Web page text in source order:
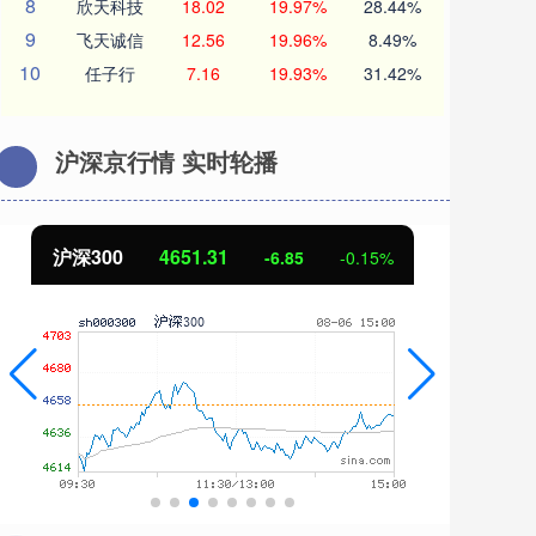
欣天科技 18.02 19.97% 28.44%
9 飞天诚信 12.56 19.96% 8.49%
10 任子行 7.16 19.93% 31.42%
沪深京行情 实时轮播
沪深300 4651.31 -6.85 -0.15%